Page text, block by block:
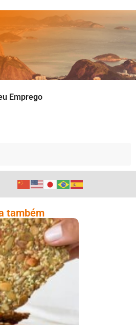
Emprego
também
Cracker